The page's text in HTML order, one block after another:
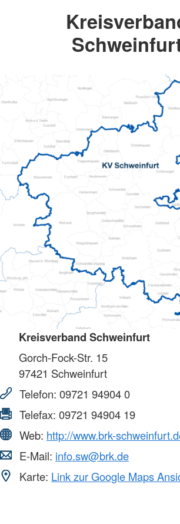
Kreisverband Schweinfurt
Gorch-Fock-Str. 15
97421 Schweinfurt
Telefon: 09721 94904 0
Telefax: 09721 94904 19
Web: http://www.brk-
E-Mail: info.sw@brk.de
Karte: Link zur Google Maps